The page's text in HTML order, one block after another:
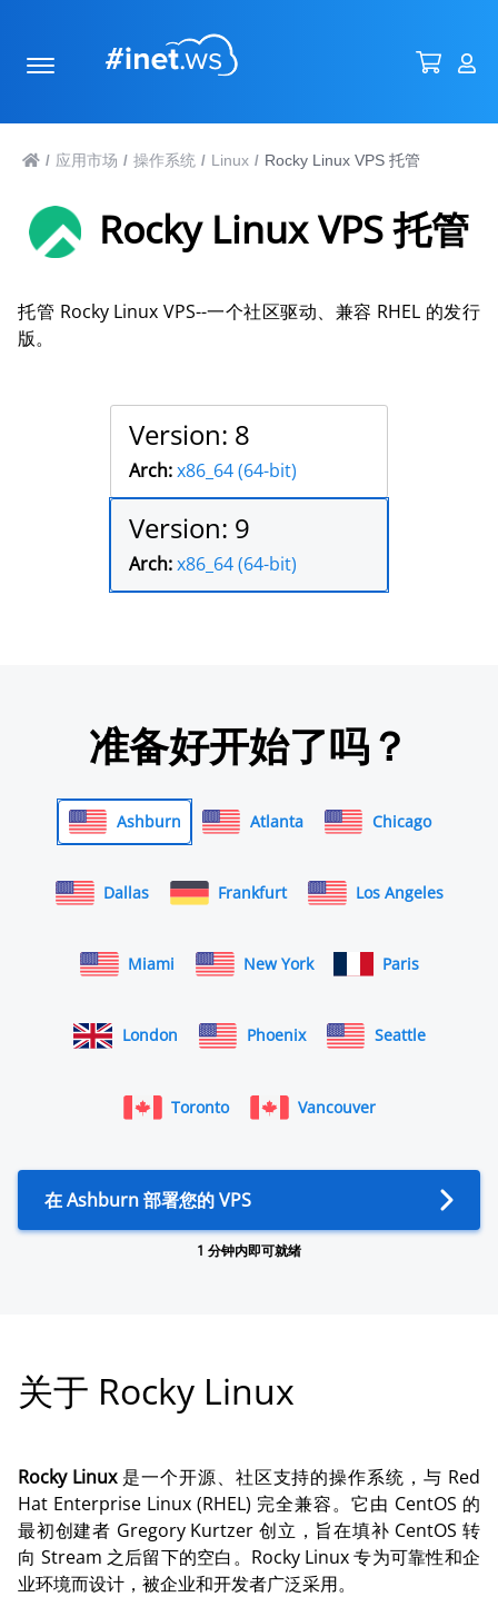
/ 应用市场 / 操作系统 / Linux / Rocky Linux VPS 托管
Rocky Linux VPS 托管
托管 Rocky Linux VPS--一个社区驱动、兼容 RHEL 的发行
版。
Version: 8
Arch:x86_64 (64-bit)
Version: 9
Arch:x86_64 (64-bit)
准备好开始了吗？
Ashburn Atlanta Chicago
Dallas Frankfurt Los Angeles
Miami New York Paris
London Phoenix Seattle
Toronto Vancouver
在 Ashburn 部署您的 VPS
1 分钟内即可就绪
关于 Rocky Linux
Rocky Linux是一个开源、社区支持的操作系统，与 Red
Hat Enterprise Linux (RHEL) 完全兼容。它由 CentOS 的
最初创建者 Gregory Kurtzer 创立，旨在填补 CentOS 转
向 Stream 之后留下的空白。Rocky Linux 专为可靠性和企
业环境而设计，被企业和开发者广泛采用。